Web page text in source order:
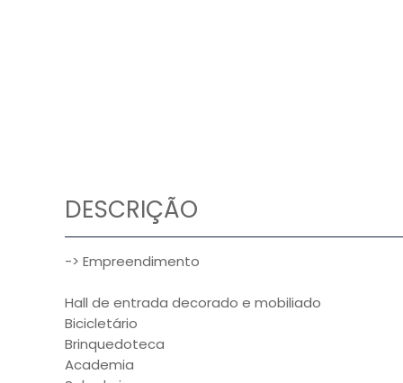
DESCRIÇÃO
-> Empreendimento
Hall de entrada decorado e mobiliado
Bicicletário
Brinquedoteca
Academia